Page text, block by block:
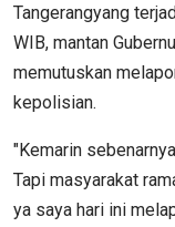
Tangerangyang
WIB, mantan
memutuskan
kepolisian.
"Kemarin
Tapi masyarakat
ya saya hari ini